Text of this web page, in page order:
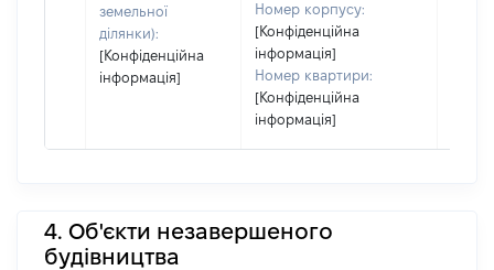
земельної
ділянки):
[Конфіденційна
інформація]
Номер корпусу:
[Конфіденційна
інформація]
Номер квартири:
[Конфіденційна
інформація]
4. Об'єкти незавершеного
будівництва